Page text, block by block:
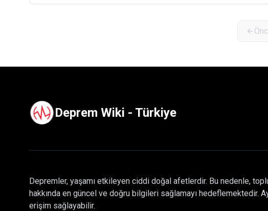
Deprem Wiki - Türkiye
Depremler, yaşamı etkileyen ciddi doğal afetlerdir. Bu nedenle,
hakkında en güncel ve doğru bilgileri sağlamayı hedeflemektedir.
erişim sağlayabilir.